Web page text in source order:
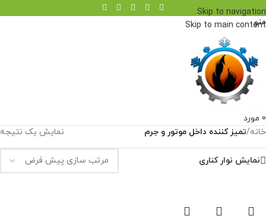
Skip to navigation
Skip to main content
منو
0 مورد
خانه/تمیز کننده داخل موتور و جرم نمایش یک نتیجه
نمایش نوار کناری